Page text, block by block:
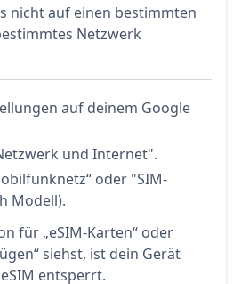
nicht auf einen bestimmten
Netzwerk
auf deinem Google
und Internet".
oder "SIM-
Modell).
für „eSIM-Karten“ oder
siehst, ist dein Gerät
entsperrt.